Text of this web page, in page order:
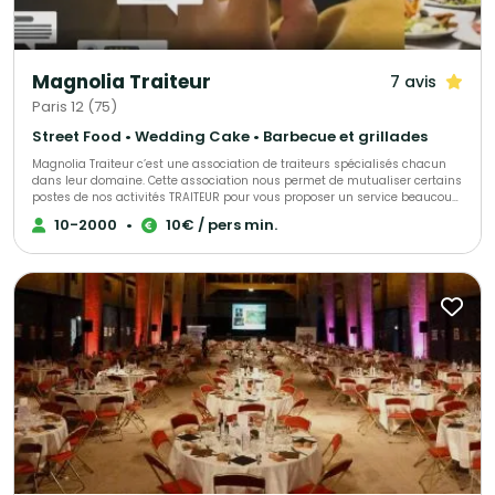
Magnolia Traiteur 7 avis
Paris 12 (75)
Street Food • Wedding Cake • Barbecue et grillades
Magnolia Traiteur c’est une association de traiteurs spécialisés chacun
dans leur domaine. Cette association nous permet de mutualiser certains
postes de nos activités TRAITEUR pour vous proposer un service beaucoup
plus performant à tous les niveaux, LES AVANTAGES pour mieux vous
servir : - Un standard commun pour une réponse immédiate à vos
nous vous enverrons. - Une qualité de produits irréprochables (consulter
les centaines d’avis de nos clients sur Magnolia Traiteur) - Les achats de
matières premières de base mutualisées pour des coûts optimisés sur
nos devis - Des frais de publicité partagés pour descendre nos charges
fixes et vous proposer les meilleurs tarifs. - Une offre plus large avec un
seul interlocuteur « Magnolia Traiteur» - Des devis complet avec grâce à
nos partenaires « complémentaires » et spécialistes de l’événementiel,
avec toutes les options en complément que vous désirerez comme : Un
lieu, du matériel de location, de la sonorisation, du personnel de service,
un DJ, un photobooth, une location de verre, des jeux de lumières, etc… - Et
pour finir et surtout grâce à tout cela, vous l’aurez compris …des tarifs
attractifs pour la réalisation de votre événement !!! Magnolia Traiteur c’est
la réalisation de plus de 300 événements chaque année ! Nous vous
10-2000 • 10€ / pers min.